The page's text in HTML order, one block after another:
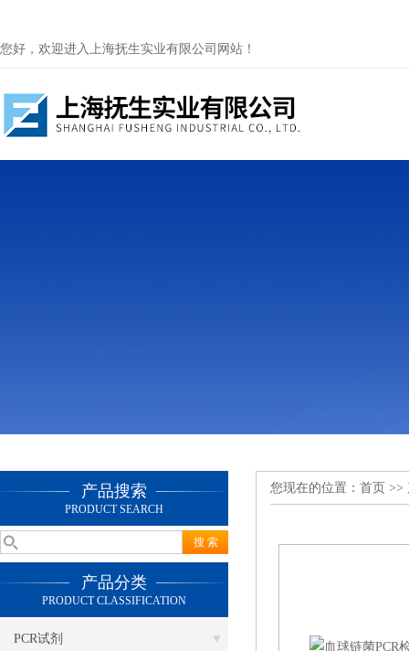
您好，欢迎进入上海抚生实业有限公司网站！
产品搜索
PRODUCT SEARCH
产品分类
PRODUCT CLASSIFICATION
PCR试剂
您现在的位置： 首页 >>